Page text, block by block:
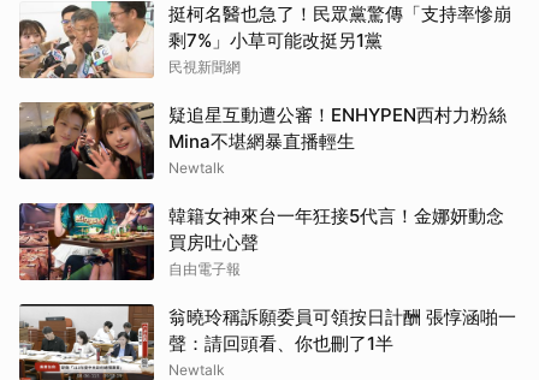
挺柯名醫也急了！民眾黨驚傳「支持率慘崩
剩7%」小草可能改挺另1黨
民視新聞網
疑追星互動遭公審！ENHYPEN西村力粉絲
Mina不堪網暴直播輕生
Newtalk
韓籍女神來台一年狂接5代言！金娜妍動念
買房吐心聲
自由電子報
翁曉玲稱訴願委員可領按日計酬 張惇涵啪一
聲：請回頭看、你也刪了1半
Newtalk